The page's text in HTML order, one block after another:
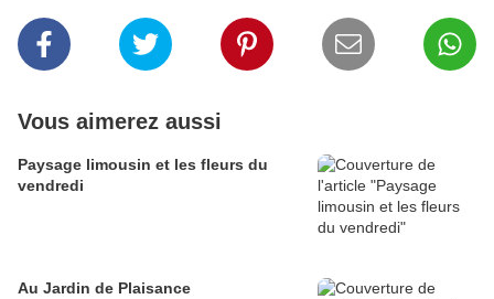
Vous aimerez aussi
Paysage limousin et les fleurs du
vendredi
Au Jardin de Plaisance